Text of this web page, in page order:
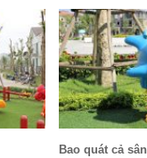
Bao quát cả sân